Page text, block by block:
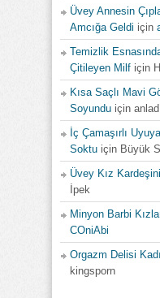
Üvey Annesin
Amcığa Geldi için
Temizlik
Çitileyen Milf için
Kısa Saçlı Mavi
Soyundu için
İç Çamaşırlı
Soktu için Büyük
Üvey Kız
İpek
Minyon Barbi
COniAbi
Orgazm Delisi
kingsporn